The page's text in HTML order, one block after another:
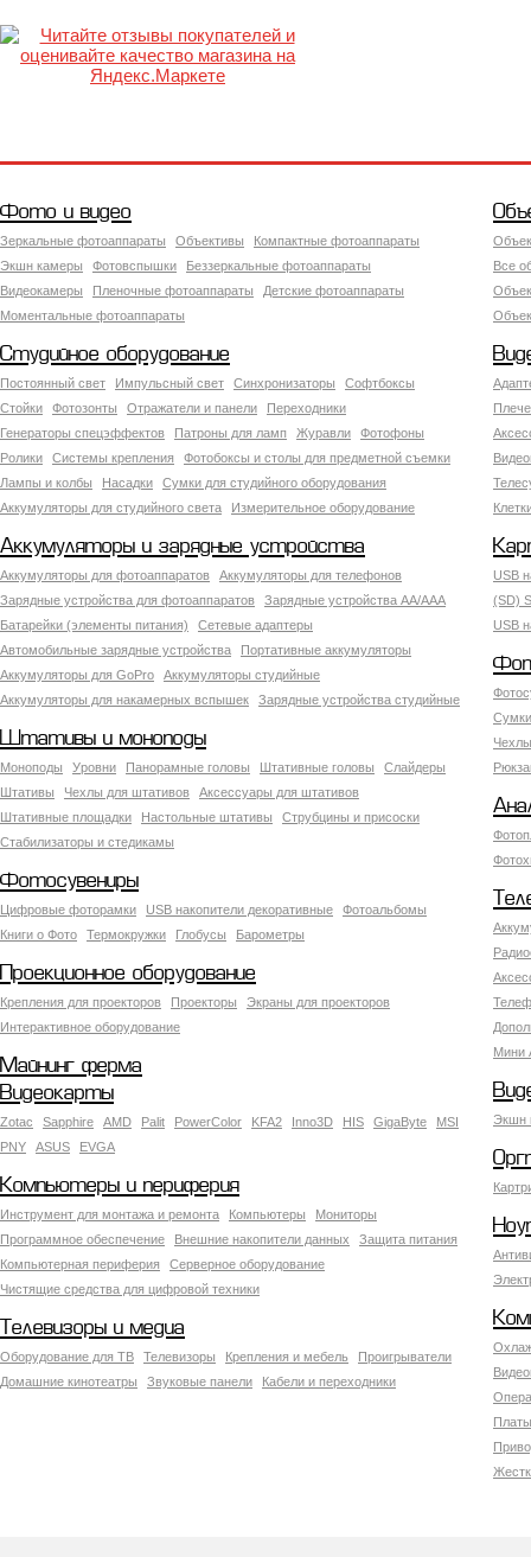
Фото и видео
Зеркальные фотоаппараты Объективы
Компактные фотоаппараты
Экшн камеры
Фотовспышки
Беззеркальные фотоаппараты
Видеокамеры
Пленочные фотоаппараты
Детские фотоаппараты
Моментальные фотоаппараты
Все
Студийное оборудование
Постоянный свет Импульсный свет Синхронизаторы
Софтбоксы
Стойки
Фотозонты Отражатели и панели
Переходники
Генераторы спецэффектов
Патроны для ламп Журавли
Фотофоны
Ролики
Системы крепления
Фотобоксы и столы для предметной съемки
Лампы и колбы
Насадки
Сумки для студийного оборудования
Аккумуляторы для студийного света
Измерительное оборудование
Аккумуляторы и зарядные устройства
Аккумуляторы для фотоаппаратов
Аккумуляторы для телефонов
Зарядные устройства для фотоаппаратов
Зарядные устройства AA/AAA
Батарейки (элементы питания)
Сетевые адаптеры
Автомобильные зарядные устройства
Портативные аккумуляторы
Аккумуляторы для GoPro
Аккумуляторы студийные
Аккумуляторы для накамерных вспышек
Зарядные устройства студийные
USB
(SD)
USB
Штативы и моноподы
Моноподы Уровни Панорамные головы Штативные головы
Слайдеры
Штативы
Чехлы для штативов
Аксессуары для штативов
Штативные площадки
Настольные штативы
Струбцины и присоски
Стабилизаторы и стедикамы
Фотосувениры
Цифровые фоторамки USB накопители декоративные
Фотоальбомы
Книги о Фото
Термокружки Глобусы Барометры
Мини
Проекционное оборудование
Крепления для проекторов Проекторы
Экраны для проекторов
Интерактивное оборудование
Майнинг ферма
Экшн
Видеокарты
Zotac Sapphire AMD Palit PowerColor KFA2 Inno3D HIS GigaByte
MSI
PNY
ASUS EVGA
Компьютеры и периферия
Инструмент для монтажа и ремонта Компьютеры
Мониторы
Программное обеспечение
Внешние накопители данных
Защита питания
Компьютерная периферия
Серверное оборудование
Чистящие средства для цифровой техники
Телевизоры и медиа
Оборудование для ТВ Телевизоры Крепления и мебель
Проигрыватели
Домашние кинотеатры
Звуковые панели Кабели и переходники